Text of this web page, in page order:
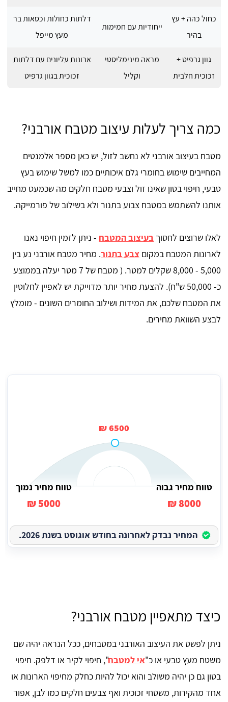
כחול כהה + עץ
בהיר
ייחודיות עם חמימות
דלתות כחולות וכסאות בר
מעץ מייפל
גוון גרפיט +
זכוכית חלבית
מראה מינימליסטי
וקליל
ארונות עליונים עם דלתות
זכוכית בגוון גרפיט
כמה צריך לעלות עיצוב מטבח אורבני?
מטבח בעיצוב אורבני לא נחשב לזול, יש כאן מספר אלמנטים
המחייבים שימוש בחומרי גלם איכותיים כמו למשל שימוש בעץ
טבעי, חיפוי בטון שאינו זול וצבעי מטבח חלקים מה שכמעט מחייב
אותנו להשתמש במטבח צבוע בתנור ולא בשילוב של פורמייקה.
לאלו שרוצים לחסוך בעיצוב המטבח - ניתן לזמין חיפוי נאנו
לארונות המטבח במקום צבע בתנור. מחיר מטבח אורבני נע בין
5,000 - 8,000 שקלים למטר. ( מטבח של 7 מטר יעלה בממוצע
כ- 50,000 ש"ח). להצעת מחיר יותר מדוייקת יש לאפיין לחלוטין
את המטבח שלכם, את המידות ושילוב החומרים השונים - מומלץ
לבצע השוואת מחירים.
6500 ₪
טווח מחיר גבוה
8000 ₪
טווח מחיר נמוך
5000 ₪
המחיר נבדק לאחרונה בחודש אוגוסט בשנת 2026.
כיצד מתאפיין מטבח אורבני?
ניתן לפשט את העיצוב האורבני במטבחים, ככל הנראה יהיה שם
משטח מעץ טבעי או כ"אי למטבח", חיפוי לקיר או דלפק. חיפוי
בטון גם כן יהיה משולב והוא יכול להיות כחלק מחיפוי הארונות או
אחד מהקירות, משטחי זכוכית ואף צבעים חלקים כמו לבן, אפור